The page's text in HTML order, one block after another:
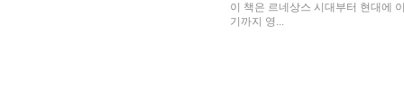
이 책은 르네상스 시대부터 현대에
기까지 영...